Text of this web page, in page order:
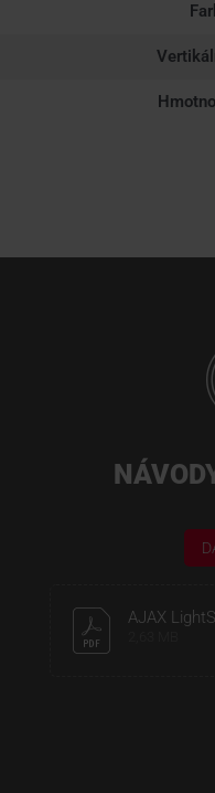
AJAX